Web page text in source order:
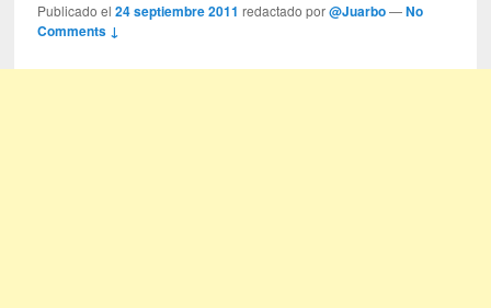
Publicado el24 septiembre 2011 redactado por@Juarbo —No
Comments ↓